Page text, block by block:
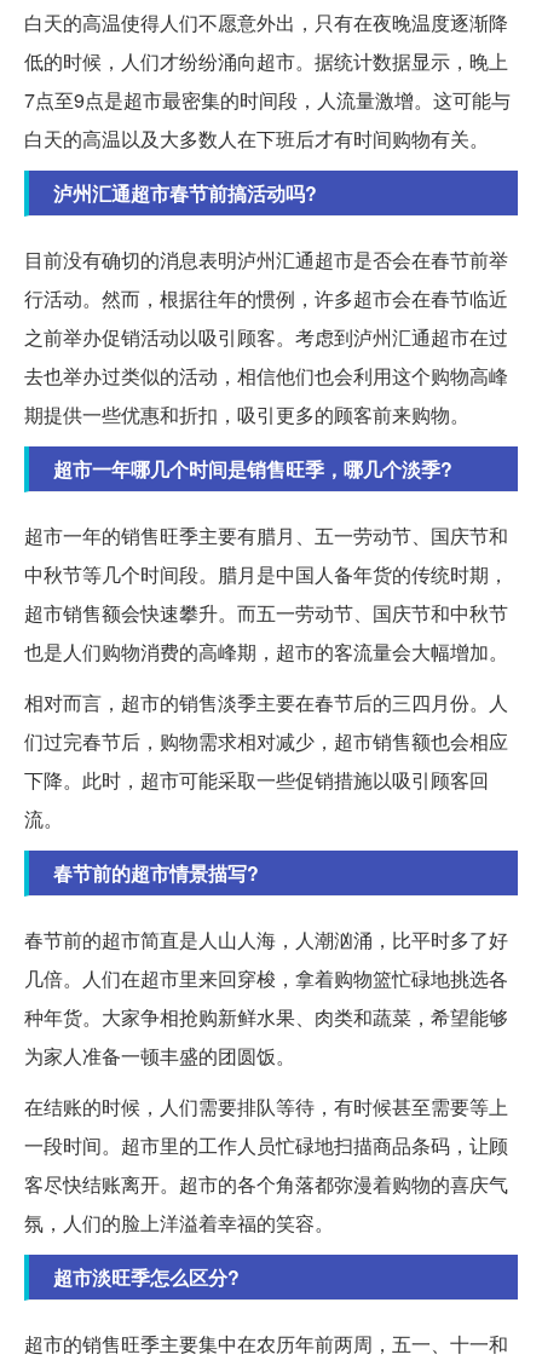
白天的高温使得人们不愿意外出，只有在夜晚温度逐渐降
低的时候，人们才纷纷涌向超市。据统计数据显示，晚上
7点至9点是超市最密集的时间段，人流量激增。这可能与
白天的高温以及大多数人在下班后才有时间购物有关。
泸州汇通超市春节前搞活动吗?
目前没有确切的消息表明泸州汇通超市是否会在春节前举
行活动。然而，根据往年的惯例，许多超市会在春节临近
之前举办促销活动以吸引顾客。考虑到泸州汇通超市在过
去也举办过类似的活动，相信他们也会利用这个购物高峰
期提供一些优惠和折扣，吸引更多的顾客前来购物。
超市一年哪几个时间是销售旺季，哪几个淡季?
超市一年的销售旺季主要有腊月、五一劳动节、国庆节和
中秋节等几个时间段。腊月是中国人备年货的传统时期，
超市销售额会快速攀升。而五一劳动节、国庆节和中秋节
也是人们购物消费的高峰期，超市的客流量会大幅增加。
相对而言，超市的销售淡季主要在春节后的三四月份。人
们过完春节后，购物需求相对减少，超市销售额也会相应
下降。此时，超市可能采取一些促销措施以吸引顾客回
流。
春节前的超市情景描写?
春节前的超市简直是人山人海，人潮汹涌，比平时多了好
几倍。人们在超市里来回穿梭，拿着购物篮忙碌地挑选各
种年货。大家争相抢购新鲜水果、肉类和蔬菜，希望能够
为家人准备一顿丰盛的团圆饭。
在结账的时候，人们需要排队等待，有时候甚至需要等上
一段时间。超市里的工作人员忙碌地扫描商品条码，让顾
客尽快结账离开。超市的各个角落都弥漫着购物的喜庆气
氛，人们的脸上洋溢着幸福的笑容。
超市淡旺季怎么区分?
超市的销售旺季主要集中在农历年前两周，五一、十一和